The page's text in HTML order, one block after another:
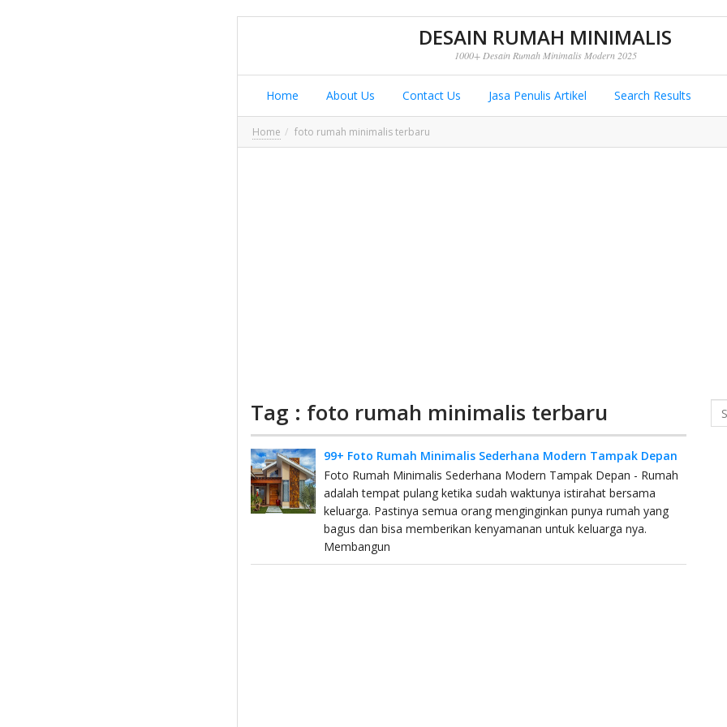
DESAIN RUMAH MINIMALIS
1000+ Desain Rumah Minimalis Modern 2025
Home About Us Contact Us Jasa Penulis Artikel Search Results
Home foto rumah minimalis terbaru
Tag : foto rumah minimalis terbaru
99+ Foto Rumah Minimalis Sederhana Modern Tampak Depan
Foto Rumah Minimalis Sederhana Modern Tampak Depan - Rumah
adalah tempat pulang ketika sudah waktunya istirahat bersama
keluarga. Pastinya semua orang menginginkan punya rumah yang
bagus dan bisa memberikan kenyamanan untuk keluarga nya.
Membangun